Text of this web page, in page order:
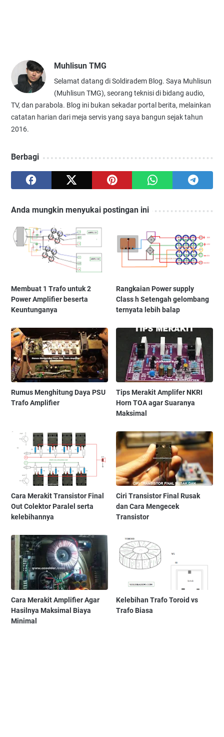
Muhlisun TMG
Selamat datang di Soldiradem Blog. Saya Muhlisun
(Muhlisun TMG), seorang teknisi di bidang audio,
TV, dan parabola. Blog ini bukan sekadar portal berita, melainkan
catatan harian dari meja servis yang saya bangun sejak tahun
2016.
Berbagi
Anda mungkin menyukai postingan ini
Membuat 1 Trafo untuk 2
Power Amplifier beserta
Keuntunganya
Rangkaian Power supply
Class h Setengah gelombang
ternyata lebih balap
Rumus Menghitung Daya PSU
Trafo Amplifier
Tips Merakit Amplifer NKRI
Horn TOA agar Suaranya
Maksimal
Cara Merakit Transistor Final
Out Colektor Paralel serta
kelebihannya
Ciri Transistor Final Rusak
dan Cara Mengecek
Transistor
Cara Merakit Amplifier Agar
Hasilnya Maksimal Biaya
Minimal
Kelebihan Trafo Toroid vs
Trafo Biasa